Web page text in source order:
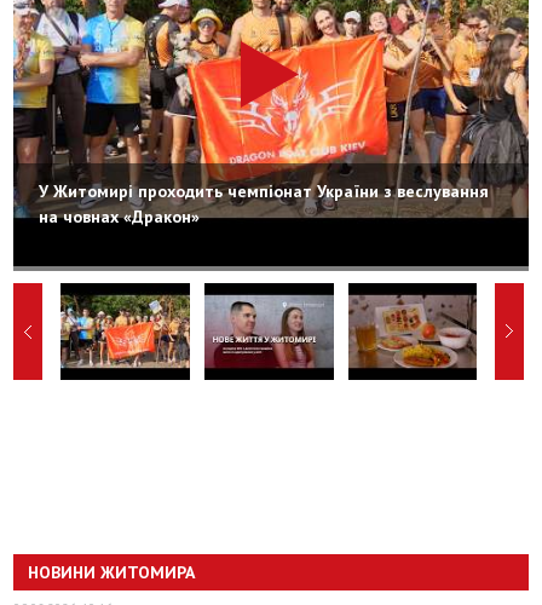
У Житомирі проходить чемпіонат України з веслування
на човнах «Дракон»
НОВИНИ ЖИТОМИРА